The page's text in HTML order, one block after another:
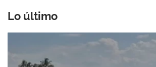
Lo último